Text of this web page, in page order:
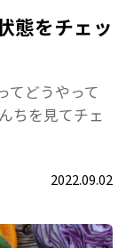
態をチェッ
てどうやって
ちを見てチェ
2022.09.02